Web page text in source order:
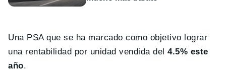
Una PSA que se ha marcado como objetivo lograr
una rentabilidad por unidad vendida del4.5% este
año.